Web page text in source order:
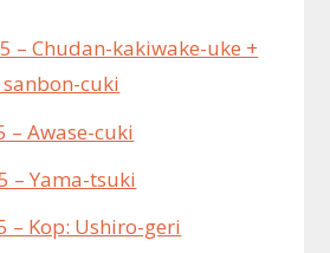
– Chudan-kakiwake-uke +
cuki
– Awase-cuki
– Yama-tsuki
– Kop: Ushiro-geri